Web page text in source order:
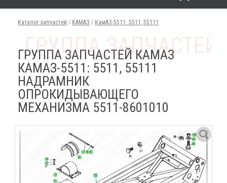
Каталог запчастей / КАМАЗ / КамАЗ-5511: 5511, 55111
ГРУППА ЗАПЧАСТЕЙ КАМАЗ
КАМАЗ-5511: 5511, 55111
НАДРАМНИК
ОПРОКИДЫВАЮЩЕГО
МЕХАНИЗМА 5511-8601010